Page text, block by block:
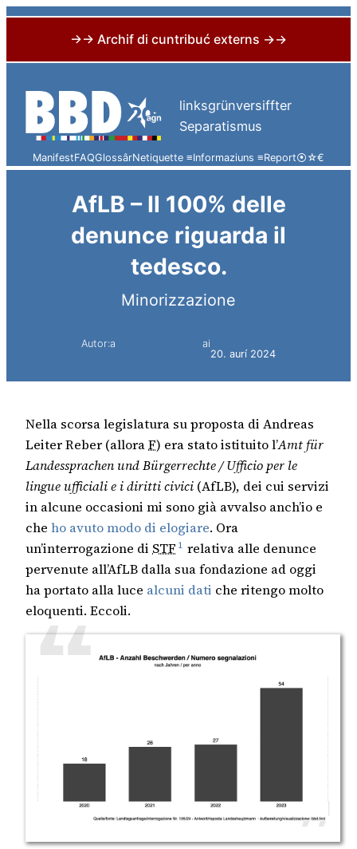
→→ Archif di cuntribuć externs →→
content
linksgrünversiffter
Separatismus
ManifestFAQGlossârNetiquette ≡Informaziuns ≡Report⦿☆€
AfLB – Il 100% delle
denunce riguarda il
tedesco.
Minorizzazione
Autor:a
ai
20. aurí 2024
Nella scorsa legislatura su proposta di Andreas
Leiter Reber (alloraF) era stato istituito l’Amt für
Landessprachen und Bürgerrechte / Ufficio per le
lingue ufficiali e i diritti civici (AfLB), dei cui servizi
in alcune occasioni mi sono già avvalso anch’io e
che ho avuto modo di elogiare. Ora
un’interrogazione di STF 1 relativa alle denunce
pervenute all’AfLB dalla sua fondazione ad oggi
ha portato alla luce alcuni dati che ritengo molto
eloquenti. Eccoli.